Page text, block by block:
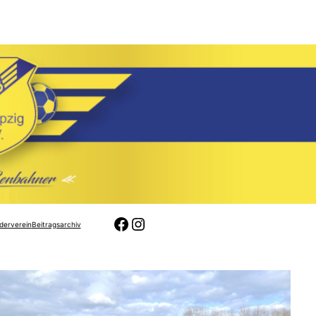
Beitragsarchiv Facebook
Instagram